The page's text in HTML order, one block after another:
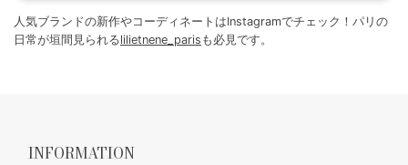
人気ブランドの新作やコーディネートはInstagramでチェック！パリの
日常が垣間見られるlilietnene_paris も必見です。
INFORMATION